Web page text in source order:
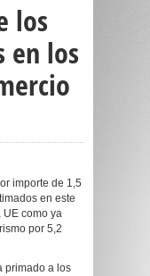
los
en los
importe de 1,5
en este
como ya
por 5,2
primado a los